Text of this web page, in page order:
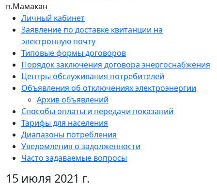
п.Мамакан
Личный кабинет
Заявление по доставке квитанции на
электронную почту
Типовые формы договоров
Порядок заключения договора энергоснабжения
Центры обслуживания потребителей
Объявления об отключениях электроэнергии
Архив объявлений
Способы оплаты и передачи показаний
Тарифы для населения
Диапазоны потребления
Уведомления о задолженности
Часто задаваемые вопросы
15 июля 2021 г.